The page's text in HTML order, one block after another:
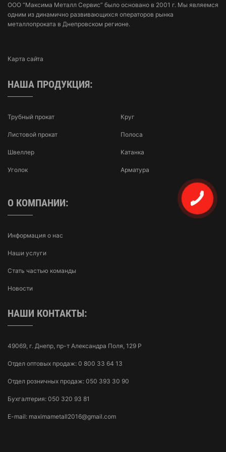
ООО “Максима Металл Сервис” было основано в 2001 г. Мы являемся
одним из динамично развивающихся операторов рынка
металлопроката в Днепровском регионе.
Карта сайта
НАША ПРОДУКЦИЯ:
Трубный прокат
Листовой прокат
Швеллер
Уголок
Круг
Полоса
Катанка
Арматура
О КОМПАНИИ:
Информация о нас
Наши услуги
Стать частью команды
Новости
НАШИ КОНТАКТЫ:
49069, г. Днепр, пр-т Александра Поля, 129 Р
Отдел оптовых продаж: 0 800 33 64 13
Отдел розничных продаж: 050 393 30 90
Бухгалтерия: 050 320 93 81
E-mail: maximametall2016@gmail.com